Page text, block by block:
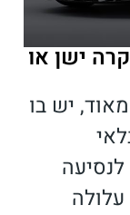
ישן או
יש בו